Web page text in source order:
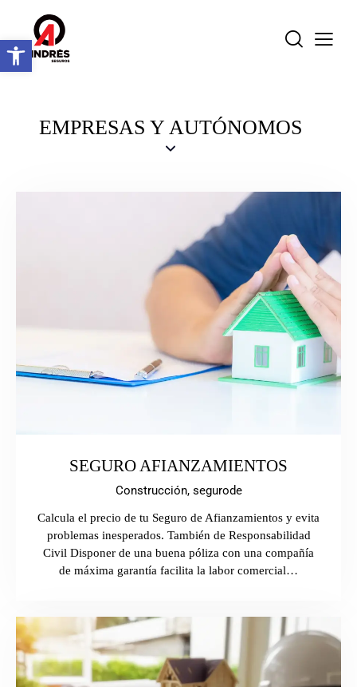
EMPRESAS Y AUTÓNOMOS
SEGURO AFIANZAMIENTOS
Construcción, segurode
Calcula el precio de tu Seguro de Afianzamientos y evita
problemas inesperados. También de Responsabilidad
Civil Disponer de una buena póliza con una compañía
de máxima garantía facilita la labor comercial…
Abrir barra de herramientas